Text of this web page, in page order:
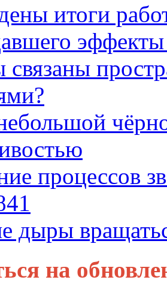
итоги
связаны
процессов
дыры
на